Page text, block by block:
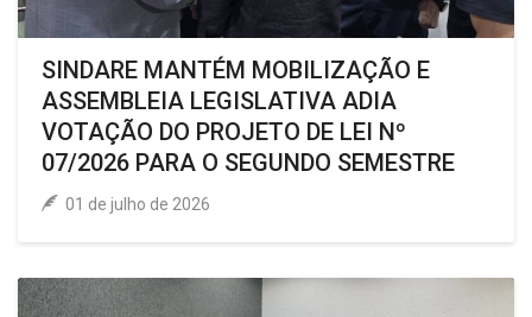
SINDARE MANTÉM MOBILIZAÇÃO E
ASSEMBLEIA LEGISLATIVA ADIA
VOTAÇÃO DO PROJETO DE LEI Nº
07/2026 PARA O SEGUNDO SEMESTRE
01 de julho de 2026